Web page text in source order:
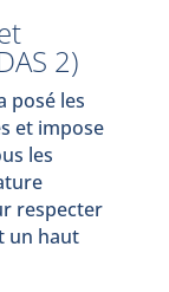
2)
posé les
et impose
les
respecter
un haut